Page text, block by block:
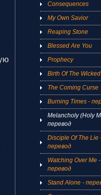
Consequences
My Own Savior
Reaping Stone
Blessed Are You
Prophecy
Birth Of The Wicked
The Coming Curse
Burning Times -
Melancholy (Holy
перевод
Disciple Of The Lie
перевод
Watching Over Me -
перевод
Stand Alone -